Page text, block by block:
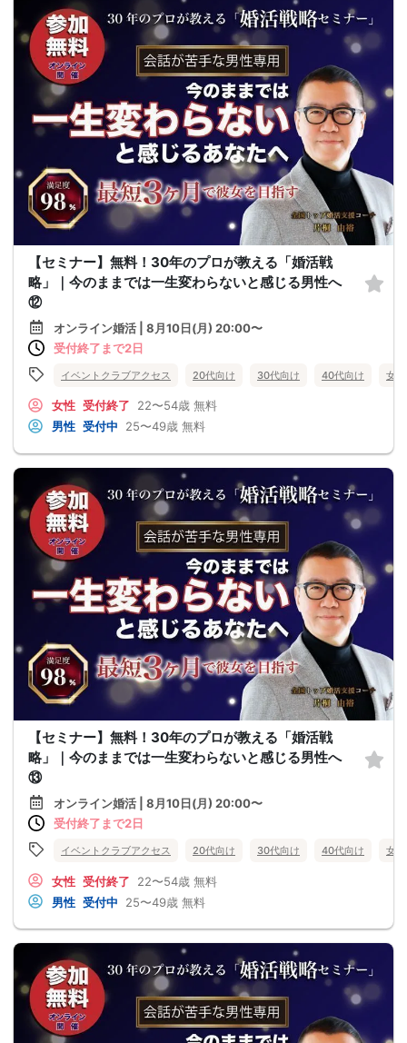
【セミナー】無料！30年のプロが教える「婚活戦
略」｜今のままでは一生変わらないと感じる男性へ
⑫
オンライン婚活 | 8月10日(月) 20:00〜
受付終了まで2日
イベントクラブアクセス 20代向け 30代向け 40代向け 女
女性 受付終了 22〜54歳 無料
男性 受付中 25〜49歳 無料
【セミナー】無料！30年のプロが教える「婚活戦
略」｜今のままでは一生変わらないと感じる男性へ
⑬
オンライン婚活 | 8月10日(月) 20:00〜
受付終了まで2日
イベントクラブアクセス 20代向け 30代向け 40代向け 女
女性 受付終了 22〜54歳 無料
男性 受付中 25〜49歳 無料